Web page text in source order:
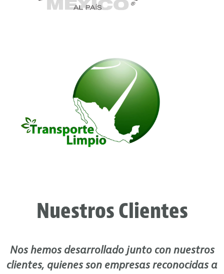
Nuestros Clientes
Nos hemos desarrollado junto con nuestros
clientes, quienes son empresas reconocidas a